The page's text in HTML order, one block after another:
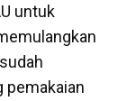
untuk
pemakaian